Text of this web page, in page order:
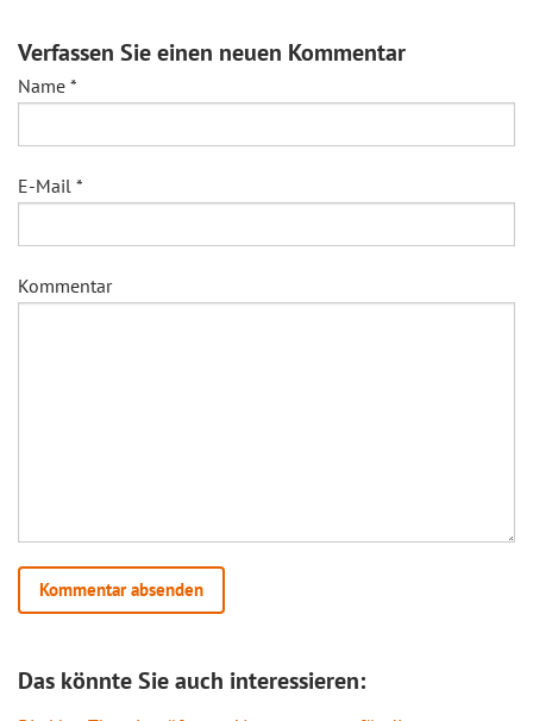
Verfassen Sie einen neuen Kommentar
Name *
E-Mail *
Kommentar
Das könnte Sie auch interessieren: